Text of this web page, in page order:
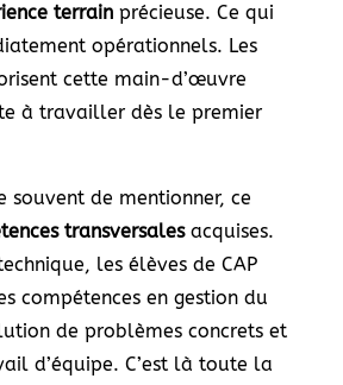
terrainprécieuse. Ce qui
opérationnels. Les
cette main-d’œuvre
à travailler dès le premier
souvent de mentionner, ce
transversalesacquises.
les élèves de CAP
compétences en gestion du
de problèmes concrets et
d’équipe. C’est là toute la